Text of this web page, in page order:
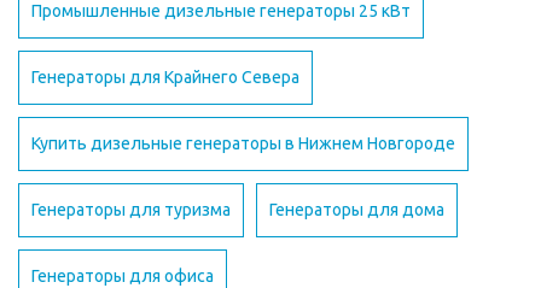
Промышленные дизельные генераторы 25 кВт
Генераторы для Крайнего Севера
Купить дизельные генераторы в Нижнем Новгороде
Генераторы для туризма Генераторы для дома
Генераторы для офиса